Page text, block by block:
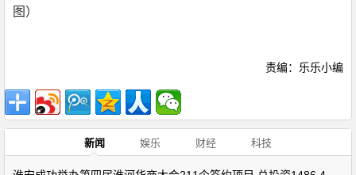
图）
责编：乐乐小编
新闻 娱乐 财经 科技